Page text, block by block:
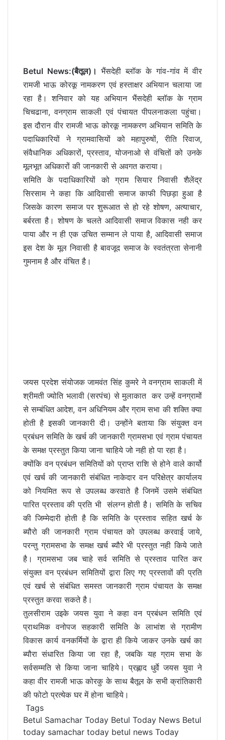
Betul News:(बैतूल)। भैंसदेही ब्लॉक के गांव-गांव में वीर
रामजी भाऊ कोरकू नामकरण एवं हस्ताक्षर अभियान चलाया जा
रहा है। शनिवार को यह अभियान भैंसदेही ब्लॉक के ग्राम
चिचढाना, वनग्राम साकली एवं पंचायत पीपलनाकला पहुंचा।
इस दौरान वीर रामजी भाऊ कोरकू नामकरण अभियान समिति के
पदाधिकारियों ने ग्रामवासियों को महापुरुषों, रीति रिवाज,
संवैधानिक अधिकारों, प्रस्ताव, योजनाओ से वंचितों को उनके
मूलभूत अधिकारों की जानकारी से अवगत कराया।
समिति के पदाधिकारियों को ग्राम सियार निवासी शैलेंद्र
सिरसाम ने कहा कि आदिवासी समाज काफी पिछड़ा हुआ है
जिसके कारण समाज पर शुरूआत से हो रहे शोषण, अत्याचार,
बर्बरता है। शोषण के चलते आदिवासी समाज विकास नही कर
पाया और न ही एक उचित सम्मान ले पाया है, आदिवासी समाज
इस देश के मूल निवासी है बावजूद समाज के स्वतंत्रता सेनानी
गुमनाम है और वंचित है।
जयस प्रदेश संयोजक जामवंत सिंह कुमरे ने वनग्राम साकली में
श्रीमती ज्योति भलावी (सरपंच) से मुलाकात कर उन्हें वनग्रामों
से सम्बंधित आदेश, वन अधिनियम और ग्राम सभा की शक्ति क्या
होती है इसकी जानकारी दी। उन्होंने बताया कि संयुक्त वन
प्रबंधन समिति के खर्च की जानकारी ग्रामसभा एवं ग्राम पंचायत
के समक्ष प्रस्तुत किया जाना चाहिये जो नही हो पा रहा है।
क्योंकि वन प्रबंधन समितियों को प्राप्त राशि से होने वाले कार्यो
एवं खर्च की जानकारी संबंधित नाकेदार वन परिक्षेत्र कार्यालय
को नियमित रूप से उपलब्ध करवाते है जिनमें उसमे संबंधित
पारित प्रस्ताव की प्रति भी संलग्न होती है। समिति के सचिव
की जिम्मेदारी होती है कि समिति के प्रस्ताव सहित खर्च के
ब्यौरो की जानकारी ग्राम पंचायत को उपलब्ध करवाई जाये,
परन्तु ग्रामसभा के समक्ष खर्च ब्यौरे भी प्रस्तुत नही किये जाते
है। ग्रामसभा जब चाहे सर्व समिति से प्रस्ताव पारित कर
संयुक्त वन प्रबंधन समितियों द्वारा लिए गए प्रस्तावों की प्रति
एवं खर्च से संबंधित समस्त जानकारी ग्राम पंचायत के समक्ष
प्रस्तुत करवा सकते है।
तुलसीराम उइके जयस युवा ने कहा वन प्रबंधन समिति एवं
प्राथमिक वनोपज सहकारी समिति के लाभांश से ग्रामीण
विकास कार्य वनकर्मियों के द्वारा ही किये जाकर उनके खर्च का
ब्यौरा संधारित किया जा रहा है, जबकि यह ग्राम सभा के
सर्वसम्मति से किया जाना चाहिये। प्रह्लाद धुर्वे जयस युवा ने
कहा वीर रामजी भाऊ कोरकु के साथ बैतूल के सभी क्रांतिकारी
की फोटो प्रत्येक घर में होना चाहिये।
Tags
Betul Samachar Today Betul Today News Betul
today samachar today betul news Today